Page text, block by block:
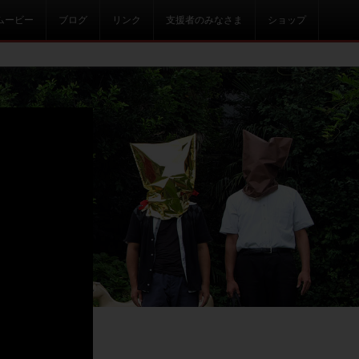
ービー ブログ リンク 支援者のみなさま ショップ